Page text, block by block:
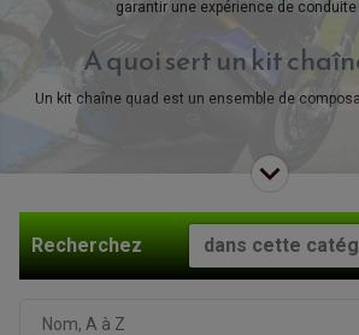
garantir une expérience de
A quoi sert un kit
Un kit chaîne quad est un ensemble de
couronne. Le kit chaîne assure une transmission
essentiel de maintenir un kit chaîne en bon
prématurée et assurer la sécurité lors
Recherchez
Nom, A à Z